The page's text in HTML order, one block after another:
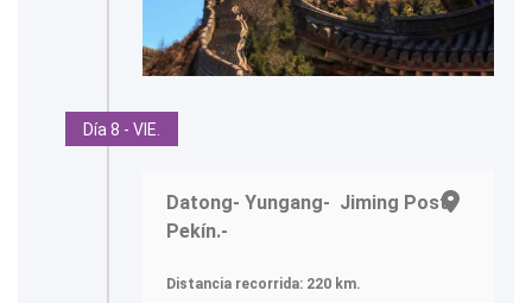
Día 8 - VIE.
Datong- Yungang- Jiming Post-
Pekín.-
Distancia recorrida: 220 km.